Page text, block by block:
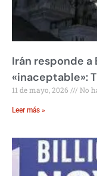
Irán responde a
«inaceptable»:
11 de mayo, 2026 No
Leer más »